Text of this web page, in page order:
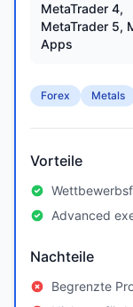
MetaTrader 4,
MetaTrader 5,
Apps
Forex Metals
Vorteile
Advanced
Nachteile
Begrenzte